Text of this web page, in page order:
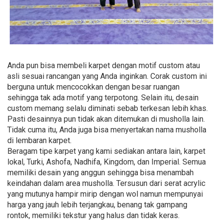
Anda pun bisa membeli karpet dengan motif custom atau
asli sesuai rancangan yang Anda inginkan. Corak custom ini
berguna untuk mencocokkan dengan besar ruangan
sehingga tak ada motif yang terpotong. Selain itu, desain
custom memang selalu diminati sebab terkesan lebih khas.
Pasti desainnya pun tidak akan ditemukan di musholla lain.
Tidak cuma itu, Anda juga bisa menyertakan nama musholla
di lembaran karpet.
Beragam tipe karpet yang kami sediakan antara lain, karpet
lokal, Turki, Ashofa, Nadhifa, Kingdom, dan Imperial. Semua
memiliki desain yang anggun sehingga bisa menambah
keindahan dalam area musholla. Tersusun dari serat acrylic
yang mutunya hampir mirip dengan wol namun mempunyai
harga yang jauh lebih terjangkau, benang tak gampang
rontok, memiliki tekstur yang halus dan tidak keras.